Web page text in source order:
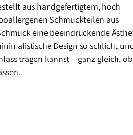
aus handgefertigtem, hoch
Schmuckteilen aus
eine beeindruckende
Design so schlicht
tragen kannst – ganz gleich,